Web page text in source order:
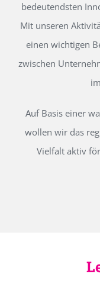
bedeutendsten
Mit unseren
einen wichtigen
zwischen
Auf Basis einer
wollen wir das
Vielfalt aktiv